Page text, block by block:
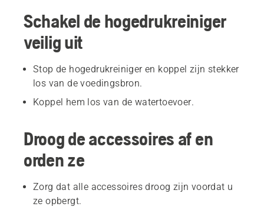
Schakel de hogedrukreiniger
veilig uit
Stop de hogedrukreiniger en koppel zijn stekker
los van de voedingsbron.
Koppel hem los van de watertoevoer.
Droog de accessoires af en
orden ze
Zorg dat alle accessoires droog zijn voordat u
ze opbergt.